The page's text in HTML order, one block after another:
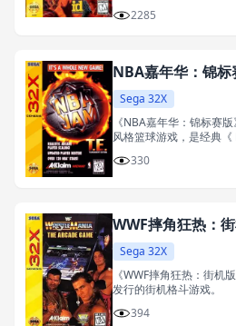
2285
NBA嘉年华：锦标
Sega 32X
《NBA嘉年华：锦标赛
风格篮球游戏，是经典《
330
WWF摔角狂热：
Sega 32X
《WWF摔角狂热：街
发行的街机格斗游戏。
394